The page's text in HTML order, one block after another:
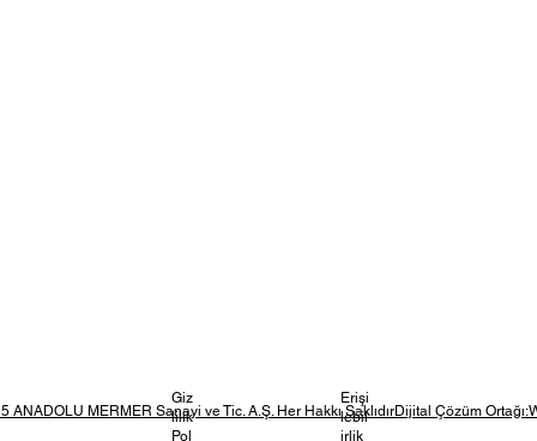
Giz
lilik
Pol
Erişi
lebil
irlik
ANADOLU MERMER Sanayi ve Tic. A.Ş. Her Hakkı SaklıdırDijital Çözüm